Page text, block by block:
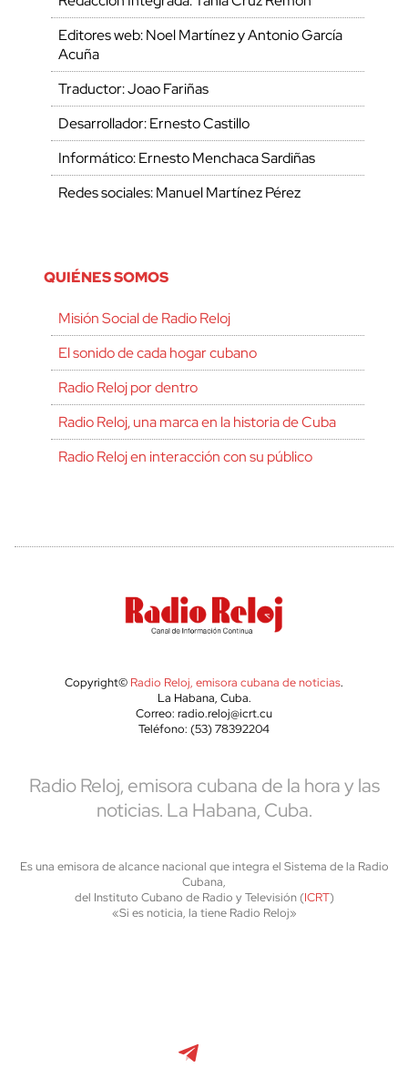
Editores web: Noel Martínez y Antonio García
Acuña
Traductor: Joao Fariñas
Desarrollador: Ernesto Castillo
Informático: Ernesto Menchaca Sardiñas
Redes sociales: Manuel Martínez Pérez
QUIÉNES SOMOS
Misión Social de Radio Reloj
El sonido de cada hogar cubano
Radio Reloj por dentro
Radio Reloj, una marca en la historia de Cuba
Radio Reloj en interacción con su público
Copyright© Radio Reloj, emisora cubana de noticias.
La Habana, Cuba.
Correo: radio.reloj@icrt.cu
Teléfono: (53) 78392204
Radio Reloj, emisora cubana de la hora y las
noticias. La Habana, Cuba.
Es una emisora de alcance nacional que integra el Sistema de la Radio
Cubana,
del Instituto Cubano de Radio y Televisión (ICRT)
«Si es noticia, la tiene Radio Reloj»